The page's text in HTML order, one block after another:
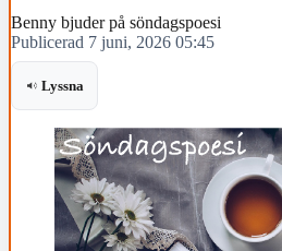
Benny bjuder på söndagspoesi
Publicerad 7 juni, 2026 05:45
Lyssna